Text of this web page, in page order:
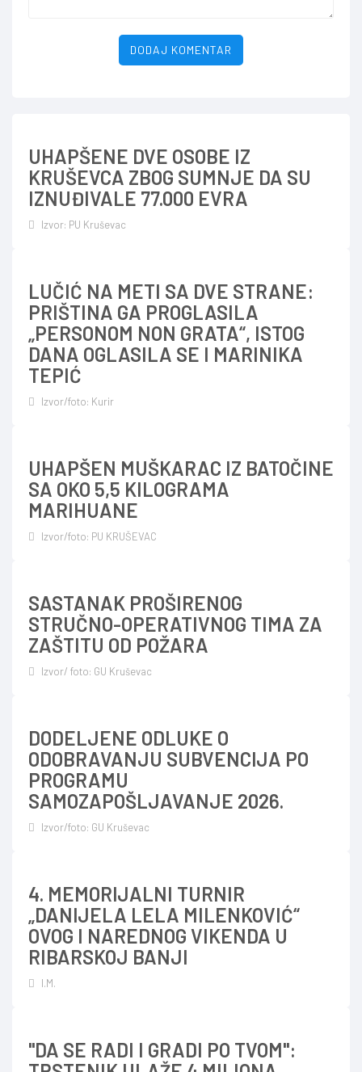
DODAJ KOMENTAR
UHAPŠENE DVE OSOBE IZ
KRUŠEVCA ZBOG SUMNJE DA SU
IZNUĐIVALE 77.000 EVRA
Izvor: PU Kruševac
LUČIĆ NA METI SA DVE STRANE:
PRIŠTINA GA PROGLASILA
„PERSONOM NON GRATA“, ISTOG
DANA OGLASILA SE I MARINIKA
TEPIĆ
Izvor/foto: Kurir
UHAPŠEN MUŠKARAC IZ BATOČINE
SA OKO 5,5 KILOGRAMA
MARIHUANE
Izvor/foto: PU KRUŠEVAC
SASTANAK PROŠIRENOG
STRUČNO-OPERATIVNOG TIMA ZA
ZAŠTITU OD POŽARA
Izvor/ foto: GU Kruševac
DODELJENE ODLUKE O
ODOBRAVANJU SUBVENCIJA PO
PROGRAMU
SAMOZAPOŠLJAVANJE 2026.
Izvor/foto: GU Kruševac
4. MEMORIJALNI TURNIR
„DANIJELA LELA MILENKOVIĆ“
OVOG I NAREDNOG VIKENDA U
RIBARSKOJ BANJI
I.M.
"DA SE RADI I GRADI PO TVOM":